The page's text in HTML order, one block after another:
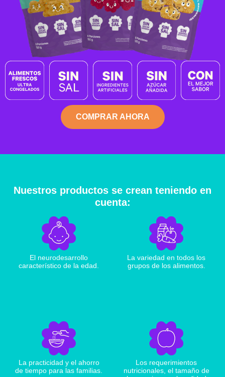
COMPRAR AHORA
Nuestros productos se crean teniendo en
cuenta:
El neurodesarrollo
característico de la edad.
La variedad en todos los
grupos de los alimentos.
La practicidad y el ahorro
de tiempo para las familias.
Los requerimientos
nutricionales, el tamaño de